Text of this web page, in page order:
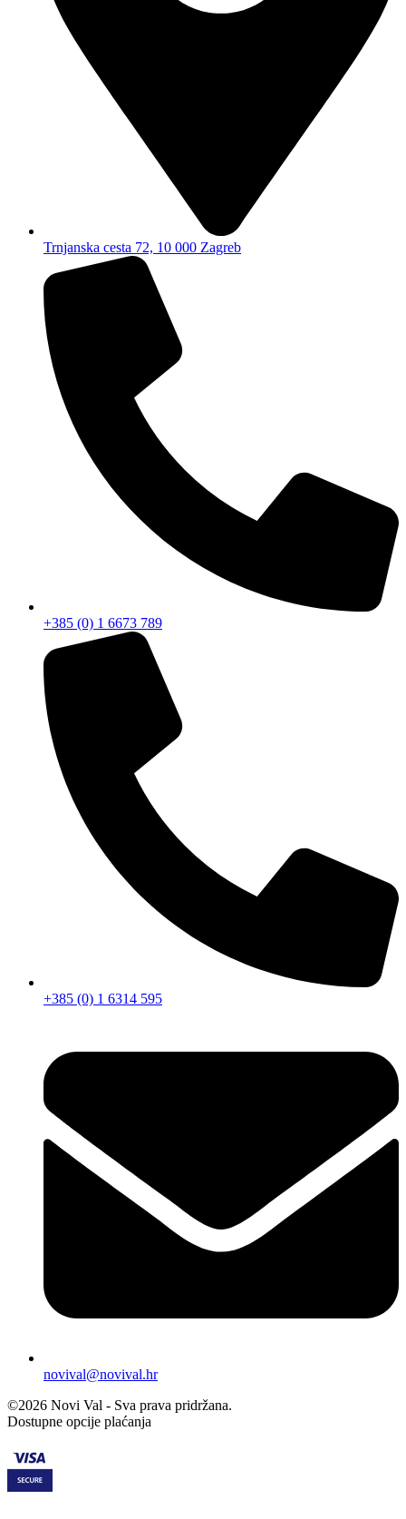
Trnjanska cesta 72, 10 000 Zagreb
+385 (0) 1 6673 789
+385 (0) 1 6314 595
novival@novival.hr
©2026 Novi Val - Sva prava pridržana.
Dostupne opcije plaćanja